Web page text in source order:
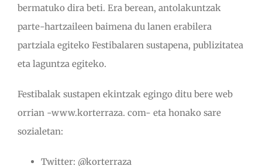
bermatuko dira beti. Era berean, antolakuntzak
parte-hartzaileen baimena du lanen erabilera
partziala egiteko Festibalaren sustapena, publizitatea
eta laguntza egiteko.
Festibalak sustapen ekintzak egingo ditu bere web
orrian -www.korterraza. com- eta honako sare
sozialetan:
Twitter: @korterraza